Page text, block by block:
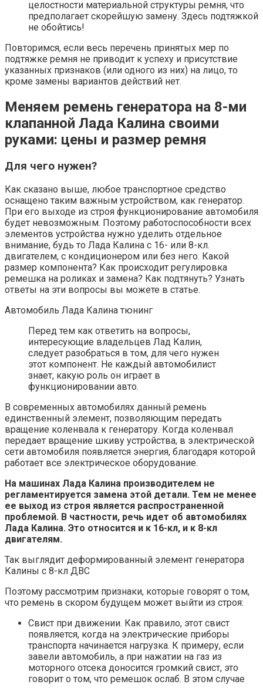
целостности материальной структуры ремня, что
предполагает скорейшую замену. Здесь подтяжкой
не обойтись!
Повторимся, если весь перечень принятых мер по
подтяжке ремня не приводит к успеху и присутствие
указанных признаков (или одного из них) на лицо, то
кроме замены вариантов действий нет.
Меняем ремень генератора на 8-ми
клапанной Лада Калина своими
руками: цены и размер ремня
Для чего нужен?
Как сказано выше, любое транспортное средство
оснащено таким важным устройством, как генератор.
При его выходе из строя функционирование автомобиля
будет невозможным. Поэтому работоспособности всех
элементов устройства нужно уделить отдельное
внимание, будь то Лада Калина с 16- или 8-кл.
двигателем, с кондиционером или без него. Какой
размер компонента? Как происходит регулировка
ремешка на роликах и замена? Как подтянуть? Узнать
ответы на эти вопросы вы можете в статье.
Автомобиль Лада Калина тюнинг
Перед тем как ответить на вопросы,
интересующие владельцев Лад Калин,
следует разобраться в том, для чего нужен
этот компонент. Не каждый автомобилист
знает, какую роль он играет в
функционировании авто.
В современных автомобилях данный ремень
единственный элемент, позволяющим передать
вращение коленвала к генератору. Когда коленвал
передает вращение шкиву устройства, в электрической
сети автомобиля появляется энергия, благодаря которой
работает все электрическое оборудование.
На машинах Лада Калина производителем не
регламентируется замена этой детали. Тем не менее
ее выход из строя является распространенной
проблемой. В частности, речь идет об автомобилях
Лада Калина. Это относится и к 16-кл, и к 8-кл
двигателям.
Так выглядит деформированный элемент генератора
Калины с 8-кл ДВС
Поэтому рассмотрим признаки, которые говорят о том,
что ремень в скором будущем может выйти из строя:
Свист при движении. Как правило, этот свист
появляется, когда на электрические приборы
транспорта начинается нагрузка. К примеру, если
завели автомобиль, а при нажатии на газ из
моторного отсека доносится громкий свист, это
говорит о том, что ремешок ослаб. В этом случае